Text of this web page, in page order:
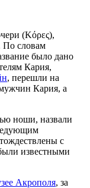
(Κόρες),
По словам
было дано
Кария,
, перешли на
Кария, а
ноши, назвали
с
известными
Акрополя, за